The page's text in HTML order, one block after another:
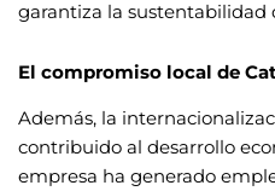
garantiza la sustentabilidad
El compromiso local de
Además, la
contribuido al desarrollo
empresa ha generado